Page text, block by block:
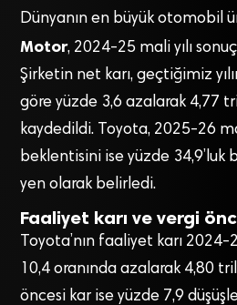
Dünyanın en büyük otomobil
Motor, 2024-25 mali yılı
Şirketin net karı, geçtiğimiz
göre yüzde 3,6 azalarak 4,77
kaydedildi. Toyota, 2025-26
beklentisini ise yüzde 34,9’luk
yen olarak belirledi.
Faaliyet karı ve vergi
Toyota’nın faaliyet karı 2024-
10,4 oranında azalarak 4,80
öncesi kar ise yüzde 7,9